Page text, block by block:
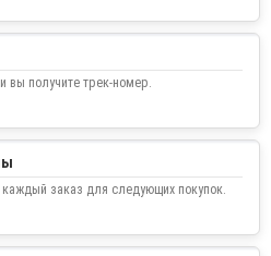
вы получите трек-номер.
заказ для следующих покупок.